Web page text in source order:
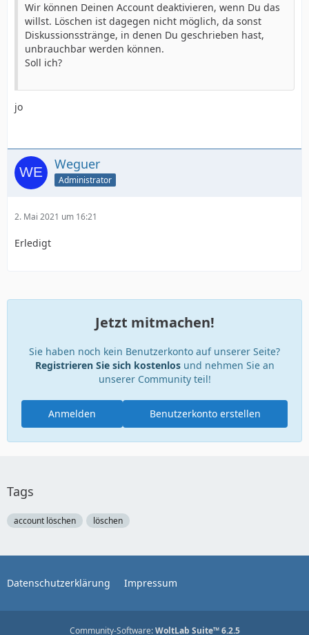
Wir können Deinen Account deaktivieren, wenn Du das
willst. Löschen ist dagegen nicht möglich, da sonst
Diskussionsstränge, in denen Du geschrieben hast,
unbrauchbar werden können.
Soll ich?
jo
Weguer
Administrator
2. Mai 2021 um 16:21
Erledigt
Jetzt mitmachen!
Sie haben noch kein Benutzerkonto auf unserer Seite?
Registrieren Sie sich kostenlosund nehmen Sie an
unserer Community teil!
Benutzerkonto erstellen
Anmelden
Tags
account löschen löschen
Datenschutzerklärung Impressum
Community-Software:WoltLab Suite™ 6.2.5